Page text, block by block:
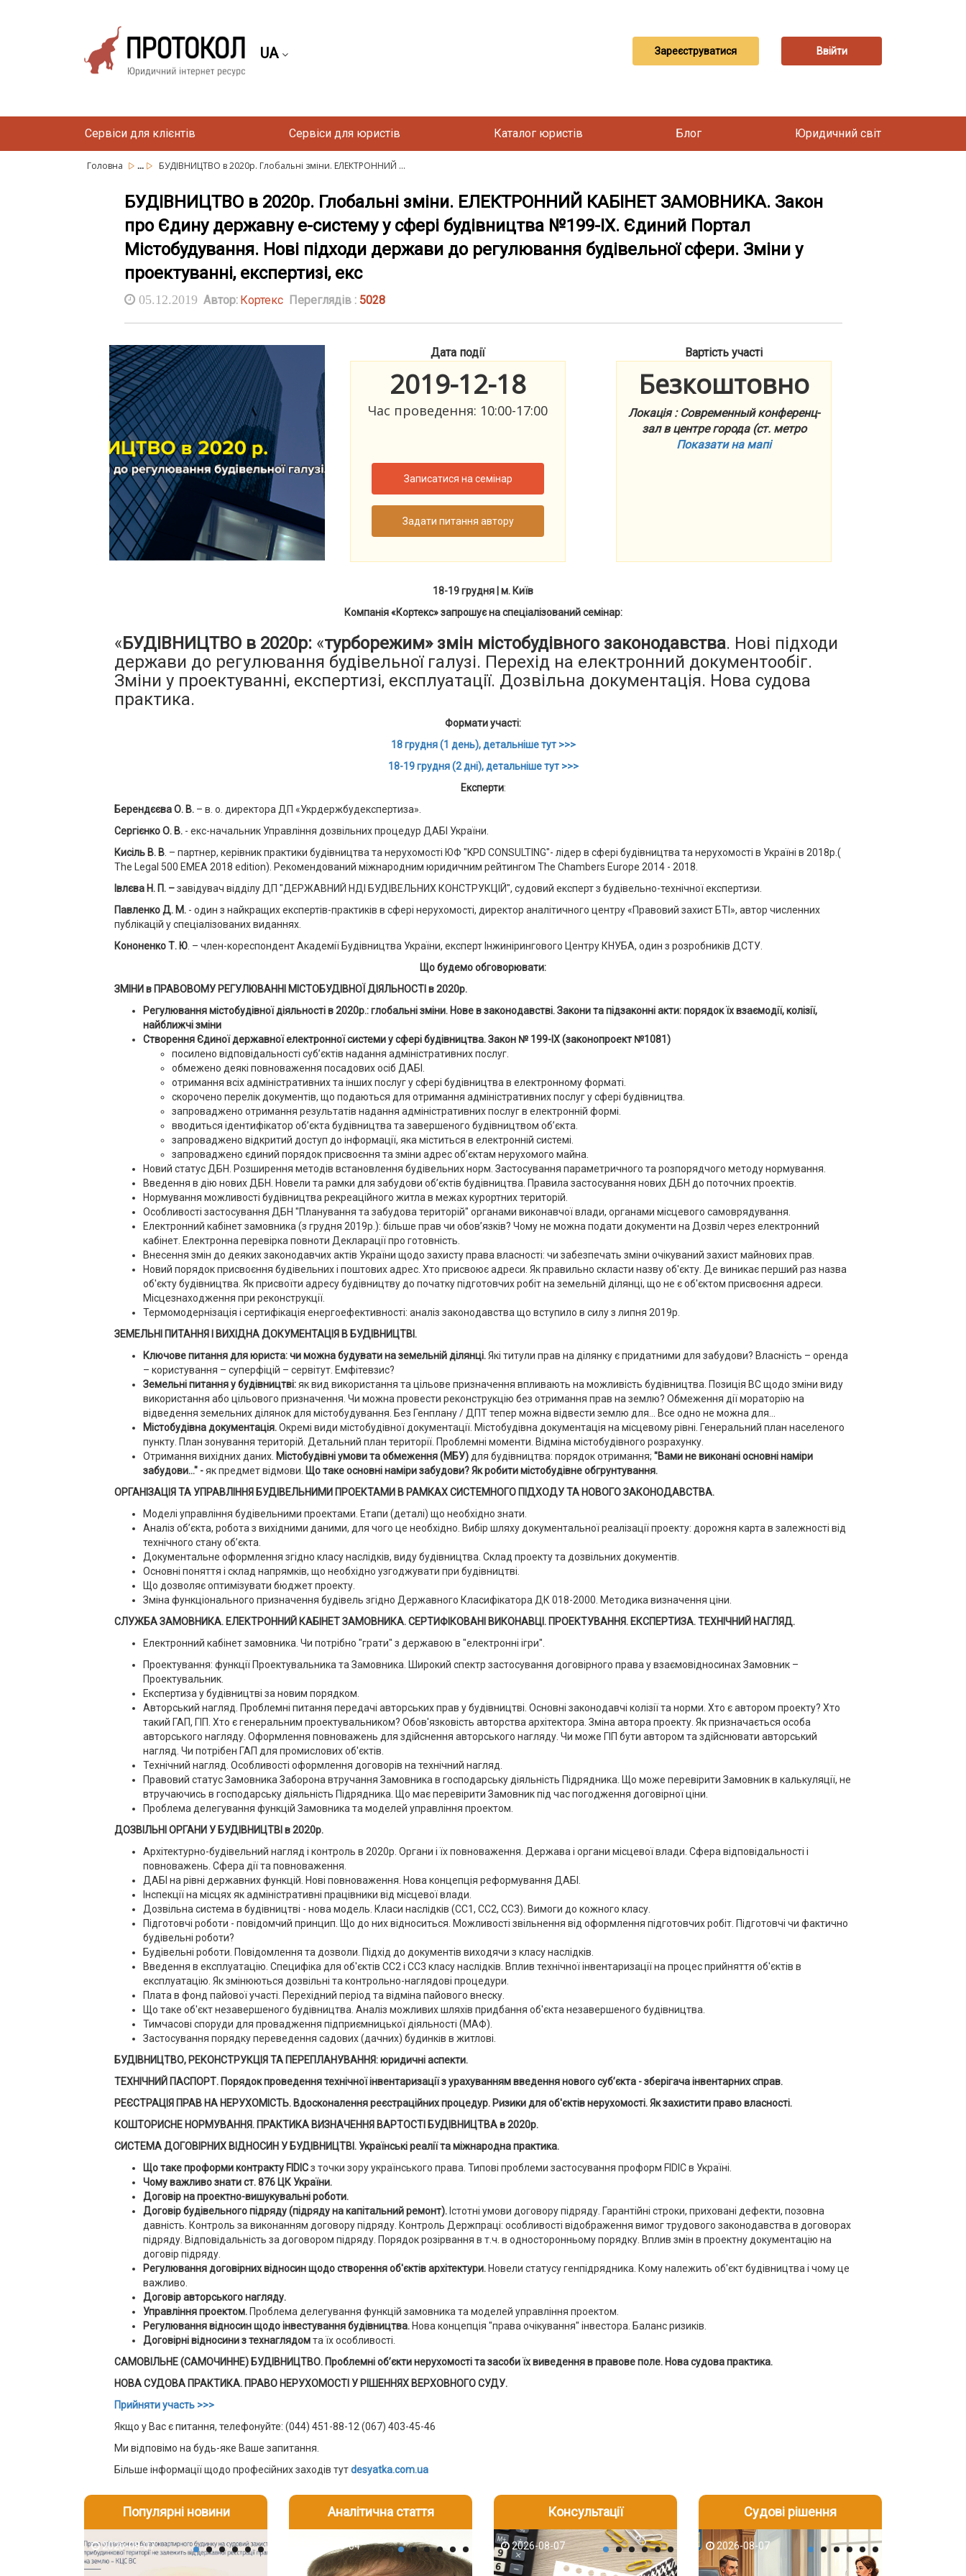
UA Зареєструватися Ввійти
Сервіси для клієнтів Сервіси для юристів Каталог юристів Блог Юридичний світ
Головна ... БУДІВНИЦТВО в 2020р. Глобальні зміни. ЕЛЕКТРОННИЙ ...
БУДІВНИЦТВО в 2020р. Глобальні зміни. ЕЛЕКТРОННИЙ КАБІНЕТ ЗАМОВНИКА. Закон
про Єдину державну е-систему у сфері будівництва №199-IX. Єдиний Портал
Містобудування. Нові підходи держави до регулювання будівельної сфери. Зміни у
проектуванні, експертизі, екс
05.12.2019 Автор: Кортекс Переглядів : 5028
Дата події
2019-12-18
Час проведення: 10:00-17:00
Записатися на семінар
Задати питання автору
Вартість участі
Безкоштовно
Локація : Современный конференц-
зал в центре города (ст. метро
Показати на мапі
18-19 грудня м. Київ
Компанія «Кортекс» запрошує на спеціалізований семінар:
« БУДІВНИЦТВО в 2020р: «турборежим» змін містобудівного законодавства. Нові підходи
держави до регулювання будівельної галузі. Перехід на електронний документообіг.
Зміни у проектуванні, експертизі, експлуатації. Дозвільна документація. Нова судова
практика.
Формати участі:
18 грудня (1 день), детальніше тут >>>
18-19 грудня (2 дні), детальніше тут >>>
Експерти:
Берендєєва О. В. – в. о. директора ДП «Укрдержбудекспертиза».
Сергієнко О. В. - екс-начальник Управління дозвільних процедур ДАБІ України.
Кисіль В. В . – партнер, керівник практики будівництва та нерухомості ЮФ "KPD CONSULTING"- лідер в сфері будівництва та нерухомості в Україні в 2018р.(
The Legal 500 EMEA 2018 edition). Рекомендований міжнародним юридичним рейтингом The Chambers Europe 2014 - 2018.
Івлєва Н. П. –завідувач відділу ДП "ДЕРЖАВНИЙ НДІ БУДІВЕЛЬНИХ КОНСТРУКЦІЙ", судовий експерт з будівельно-технічної експертизи.
Павленко Д. М. - один з найкращих експертів-практиків в сфері нерухомості, директор аналітичного центру «Правовий захист БТІ», автор численних
публікацій у спеціалізованих виданнях.
Кононенко Т. Ю . – член-кореспондент Академії Будівництва України, експерт Інжинірингового Центру КНУБА, один з розробників ДСТУ.
Що будемо обговорювати:
ЗМІНИ в ПРАВОВОМУ РЕГУЛЮВАННІ МІСТОБУДІВНОЇ ДІЯЛЬНОСТІ в 2020р.
Регулювання містобудівної діяльності в 2020р.: глобальні зміни. Нове в законодавстві. Закони та підзаконні акти: порядок їх взаємодії, колізії,
найближчі зміни
Створення Єдиної державної електронної системи у сфері будівництва. Закон № 199-IX (законопроект №1081 )
посилено відповідальності суб’єктів надання адміністративних послуг.
обмежено деякі повноваження посадових осіб ДАБІ.
отримання всіх адміністративних та інших послуг у сфері будівництва в електронному форматі.
скорочено перелік документів, що подаються для отримання адміністративних послуг у сфері будівництва.
запроваджено отримання результатів надання адміністративних послуг в електронній формі.
вводиться ідентифікатор об’єкта будівництва та завершеного будівництвом об’єкта.
запроваджено відкритий доступ до інформації, яка міститься в електронній системі.
запроваджено єдиний порядок присвоєння та зміни адрес об’єктам нерухомого майна.
Новий статус ДБН. Розширення методів встановлення будівельних норм. Застосування параметричного та розпорядчого методу нормування.
Введення в дію нових ДБН. Новели та рамки для забудови об’єктів будівництва. Правила застосування нових ДБН до поточних проектів.
Нормування можливості будівництва рекреаційного житла в межах курортних територій.
Особливості застосування ДБН "Планування та забудова територій" органами виконавчої влади, органами місцевого самоврядування.
Електронний кабінет замовника (з грудня 2019р.): більше прав чи обов’язків? Чому не можна подати документи на Дозвіл через електронний
кабінет. Електронна перевірка повноти Декларації про готовність.
Внесення змін до деяких законодавчих актів України щодо захисту права власності: чи забезпечать зміни очікуваний захист майнових прав.
Новий порядок присвоєння будівельних і поштових адрес. Хто присвоює адреси. Як правильно скласти назву об'єкту. Де виникає перший раз назва
об'єкту будівництва. Як присвоїти адресу будівництву до початку підготовчих робіт на земельній ділянці, що не є об'єктом присвоєння адреси.
Місцезнаходження при реконструкції.
Термомодернізація і сертифікація енергоефективності: аналіз законодавства що вступило в силу з липня 2019р.
ЗЕМЕЛЬНІ ПИТАННЯ І ВИХІДНА ДОКУМЕНТАЦІЯ В БУДІВНИЦТВІ.
Ключове питання для юриста: чи можна будувати на земельній ділянці.Які титули прав на ділянку є придатними для забудови? Власність – оренда
– користування – суперфіцій – сервітут. Емфітевзис?
Земельні питання у будівництві:як вид використання та цільове призначення впливають на можливість будівництва. Позиція ВС щодо зміни виду
використання або цільового призначення. Чи можна провести реконструкцію без отримання прав на землю? Обмеження дії мораторію на
відведення земельних ділянок для містобудування. Без Генплану / ДПТ тепер можна відвести землю для... Все одно не можна для...
Містобудівна документація.Окремі види містобудівної документації. Містобудівна документація на місцевому рівні. Генеральний план населеного
пункту. План зонування територій. Детальний план території. Проблемні моменти. Відміна містобудівного розрахунку.
Отримання вихідних даних. Містобудівні умови та обмеження (МБУ) для будівництва: порядок отримання; "Вами не виконані основні наміри
забудови..." -як предмет відмови. Що таке основні наміри забудови? Як робити містобудівне обгрунтування.
ОРГАНІЗАЦІЯ ТА УПРАВЛІННЯ БУДІВЕЛЬНИМИ ПРОЕКТАМИ В РАМКАХ СИСТЕМНОГО ПІДХОДУ ТА НОВОГО ЗАКОНОДАВСТВА.
Моделі управління будівельними проектами. Етапи (деталі) що необхідно знати.
Аналіз об’єкта, робота з вихідними даними, для чого це необхідно. Вибір шляху документальної реалізації проекту: дорожня карта в залежності від
технічного стану об’єкта.
Документальне оформлення згідно класу наслідків, виду будівництва. Склад проекту та дозвільних документів.
Основні поняття і склад напрямків, що необхідно узгоджувати при будівництві.
Що дозволяє оптимізувати бюджет проекту.
Зміна функціонального призначення будівель згідно Державного Класифікатора ДК 018-2000. Методика визначення ціни.
СЛУЖБА ЗАМОВНИКА. ЕЛЕКТРОННИЙ КАБІНЕТ ЗАМОВНИКА. СЕРТИФІКОВАНІ ВИКОНАВЦІ. ПРОЕКТУВАННЯ. ЕКСПЕРТИЗА. ТЕХНІЧНИЙ НАГЛЯД.
Електронний кабінет замовника. Чи потрібно "грати" з державою в "електронні ігри".
Проектування: функції Проектувальника та Замовника. Широкий спектр застосування договірного права у взаємовідносинах Замовник –
Проектувальник.
Експертиза у будівництві за новим порядком.
Авторський нагляд. Проблемні питання передачі авторських прав у будівництві. Основні законодавчі колізії та норми. Хто є автором проекту? Хто
такий ГАП, ГІП. Хто є генеральним проектувальником? Обов'язковість авторства архітектора. Зміна автора проекту. Як призначається особа
авторського нагляду. Оформлення повноважень для здійснення авторського нагляду. Чи може ГІП бути автором та здійснювати авторський
нагляд. Чи потрібен ГАП для промислових об'єктів.
Технічний нагляд. Особливості оформлення договорів на технічний нагляд.
Правовий статус Замовника Заборона втручання Замовника в господарську діяльність Підрядника. Що може перевірити Замовник в калькуляції, не
втручаючись в господарську діяльність Підрядника. Що має перевірити Замовник під час погодження договірної ціни.
Проблема делегування функцій Замовника та моделей управління проектом.
ДОЗВІЛЬНІ ОРГАНИ У БУДІВНИЦТВІ в 2020р.
Архітектурно-будівельний нагляд і контроль в 2020р. Органи і їх повноваження. Держава і органи місцевої влади. Сфера відповідальності і
повноважень. Сфера дії та повноваження.
ДАБІ на рівні державних функцій. Нові повноваження. Нова концепція реформування ДАБІ.
Інспекції на місцях як адміністративні працівники від місцевої влади.
Дозвільна система в будівництві - нова модель. Класи наслідків (СС1, СС2, СС3). Вимоги до кожного класу.
Підготовчі роботи - повідомчий принцип. Що до них відноситься. Можливості звільнення від оформлення підготовчих робіт. Підготовчі чи фактично
будівельні роботи?
Будівельні роботи. Повідомлення та дозволи. Підхід до документів виходячи з класу наслідків.
Введення в експлуатацію. Специфіка для об'єктів СС2 і СС3 класу наслідків. Вплив технічної інвентаризації на процес прийняття об'єктів в
експлуатацію. Як змінюються дозвільні та контрольно-наглядові процедури.
Плата в фонд пайової участі. Перехідний період та відміна пайового внеску.
Що таке об'єкт незавершеного будівництва. Аналіз можливих шляхів придбання об'єкта незавершеного будівництва.
Тимчасові споруди для провадження підприємницької діяльності (МАФ).
Застосування порядку переведення садових (дачних) будинків в житлові.
БУДІВНИЦТВО, РЕКОНСТРУКЦІЯ ТА ПЕРЕПЛАНУВАННЯ: юридичні аспекти.
ТЕХНІЧНИЙ ПАСПОРТ. Порядок проведення технічної інвентаризації з урахуванням введення нового суб’єкта - зберігача інвентарних справ.
РЕЄСТРАЦІЯ ПРАВ НА НЕРУХОМІСТЬ. Вдосконалення реєстраційних процедур. Ризики для об'єктів нерухомості. Як захистити право власності.
КОШТОРИСНЕ НОРМУВАННЯ. ПРАКТИКА ВИЗНАЧЕННЯ ВАРТОСТІ БУДІВНИЦТВА в 2020р.
СИСТЕМА ДОГОВІРНИХ ВІДНОСИН У БУДІВНИЦТВІ. Українські реалії та міжнародна практика.
Що таке проформи контракту FIDICз точки зору українського права. Типові проблеми застосування проформ FIDIC в Україні.
Чому важливо знати ст. 876 ЦК України.
Договір на проектно-вишукувальні роботи.
Договір будівельного підряду (підряду на капітальний ремонт). Істотні умови договору підряду. Гарантійні строки, приховані дефекти, позовна
давність. Контроль за виконанням договору підряду. Контроль Держпраці: особливості відображення вимог трудового законодавства в договорах
підряду. Відповідальність за договором підряду. Порядок розірвання в т.ч. в односторонньому порядку. Вплив змін в проектну документацію на
договір підряду.
Регулювання договірних відносин щодо створення об'єктів архітектури. Новели статусу генпідрядника. Кому належить об'єкт будівництва і чому це
важливо.
Договір авторського нагляду.
Управління проектом. Проблема делегування функцій замовника та моделей управління проектом.
Регулювання відносин щодо інвестування будівництва. Нова концепція "права очікування" інвестора. Баланс ризиків.
Договірні відносини з технаглядомта їх особливості.
САМОВІЛЬНЕ (САМОЧИННЕ) БУДІВНИЦТВО. Проблемні об’єкти нерухомості та засоби їх виведення в правове поле. Нова судова практика.
НОВА СУДОВА ПРАКТИКА. ПРАВО НЕРУХОМОСТІ У РІШЕННЯХ ВЕРХОВНОГО СУДУ.
Прийняти участь >>>
Якщо у Вас є питання, телефонуйте: (044) 451-88-12 (067) 403-45-46
Ми відповімо на будь-яке Ваше запитання.
Більше інформації щодо професійних заходів тутdesyatka.com.ua
Популярні новини
2026-08-07 2026-08-06 2026-08-06 2026-08-05
Аналітична стаття
2026-08-03 2026-08-04 2026-08-04 2026-08-03 2026-08-03
Консультації
2026-08-05 2026-08-07 2026-08-07 2026-08-06
Судові рішення
2026-07-30 2026-08-07